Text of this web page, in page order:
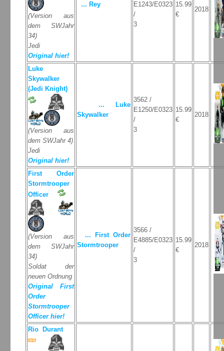
(Version aus
dem SWJahr
34)
Jedi
Original hier!
... Rey
E1243/E0323
/
3
15.99
€
2018
Luke
Skywalker
(Jedi Knight)
(Version aus
dem SWJahr 4)
Jedi
Original hier!
... Luke
Skywalker
3562 /
E1250/E0323
/
3
15.99
€
2018
First Order
Stormtrooper
Officer
(Version aus
dem SWJahr
34)
Soldat der
neuen Ordnung
Original First
Order
Stormtrooper
Officer hier!
... First Order
Stormtrooper
3566 /
E4885/E0323
/
3
15.99
€
2018
Rio Durant